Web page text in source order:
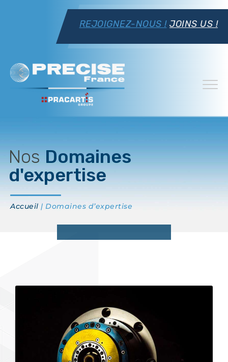
REJOIGNEZ-NOUS ! JOINS US !
NosDomaines
d'expertise
Accueil | Domaines d’expertise